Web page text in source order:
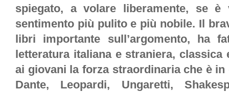
spiegato, a volare liberamente, se
sentimento più pulito e più nobile. Il
libri importante sull’argomento, ha
letteratura italiana e straniera, classica
ai giovani la forza straordinaria che è in
Dante, Leopardi, Ungaretti,